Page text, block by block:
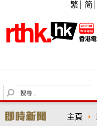
繁 简
S
e
r
主頁